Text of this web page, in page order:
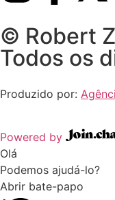
© Robert
Todos os
Produzido por:
Powered by
Olá
Podemos ajudá-lo?
Abrir bate-papo